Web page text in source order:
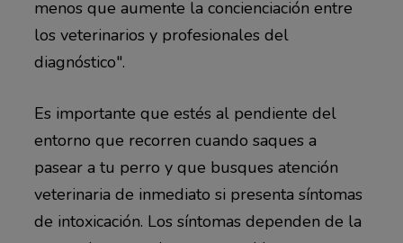
menos que aumente la concienciación entre
los veterinarios y profesionales del
diagnóstico".
Es importante que estés al pendiente del
entorno que recorren cuando saques a
pasear a tu perro y que busques atención
veterinaria de inmediato si presenta síntomas
de intoxicación. Los síntomas dependen de la